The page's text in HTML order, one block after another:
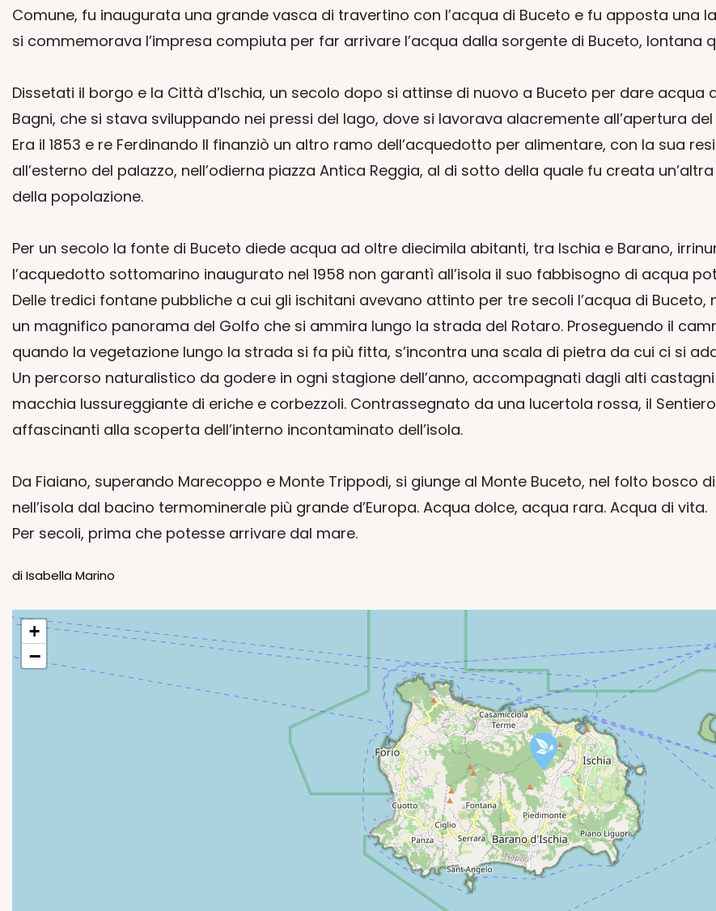
Comune, fu inaugurata una grande vasca di travertino con l’acqua di Buceto e fu apposta una
si commemorava l’impresa compiuta per far arrivare l’acqua dalla sorgente di Buceto,
Dissetati il borgo e la Città d’Ischia, un secolo dopo si attinse di nuovo a Buceto per dare acqua
Bagni, che si stava sviluppando nei pressi del lago, dove si lavorava alacremente all’apertura
Era il 1853 e re Ferdinando II finanziò un altro ramo dell’acquedotto per alimentare, con la sua
all’esterno del palazzo, nell’odierna piazza Antica Reggia, al di sotto della quale fu creata
della popolazione.
Per un secolo la fonte di Buceto diede acqua ad oltre diecimila abitanti, tra Ischia e Barano,
l’acquedotto sottomarino inaugurato nel 1958 non garantì all’isola il suo fabbisogno di acqua
Delle tredici fontane pubbliche a cui gli ischitani avevano attinto per tre secoli l’acqua di
un magnifico panorama del Golfo che si ammira lungo la strada del Rotaro. Proseguendo il
quando la vegetazione lungo la strada si fa più fitta, s’incontra una scala di pietra da cui ci si
Un percorso naturalistico da godere in ogni stagione dell’anno, accompagnati dagli alti
macchia lussureggiante di eriche e corbezzoli. Contrassegnato da una lucertola rossa, il
affascinanti alla scoperta dell’interno incontaminato dell’isola.
Da Fiaiano, superando Marecoppo e Monte Trippodi, si giunge al Monte Buceto, nel folto bosco
nell’isola dal bacino termominerale più grande d’Europa. Acqua dolce, acqua rara. Acqua di vita.
Per secoli, prima che potesse arrivare dal mare.
di Isabella Marino
+
−